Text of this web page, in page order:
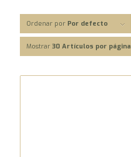
Ordenar por Por defecto
Mostrar 30 Artículos por página